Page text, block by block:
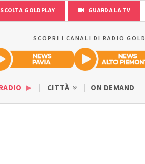
GOLDPLAY GUARDA LA TV
SCOPRI I CANALI DI RADIO GOLD
CITTÀ ON DEMAND